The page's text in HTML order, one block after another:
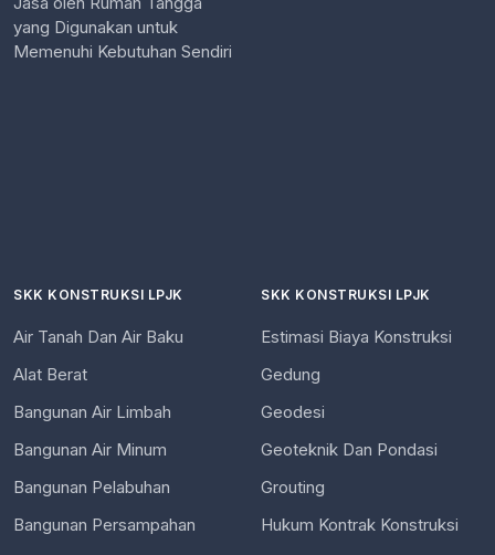
yang Digunakan untuk
Memenuhi Kebutuhan Sendiri
SKK KONSTRUKSI LPJK
Air Tanah Dan Air Baku
Alat Berat
Bangunan Air Limbah
Bangunan Air Minum
Bangunan Pelabuhan
Bangunan Persampahan
SKK KONSTRUKSI LPJK
Estimasi Biaya Konstruksi
Gedung
Geodesi
Geoteknik Dan Pondasi
Grouting
Hukum Kontrak Konstruksi